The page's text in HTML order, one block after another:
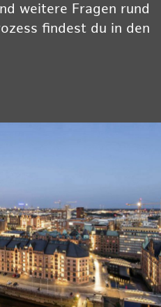
weitere Fragen rund
findest du in den